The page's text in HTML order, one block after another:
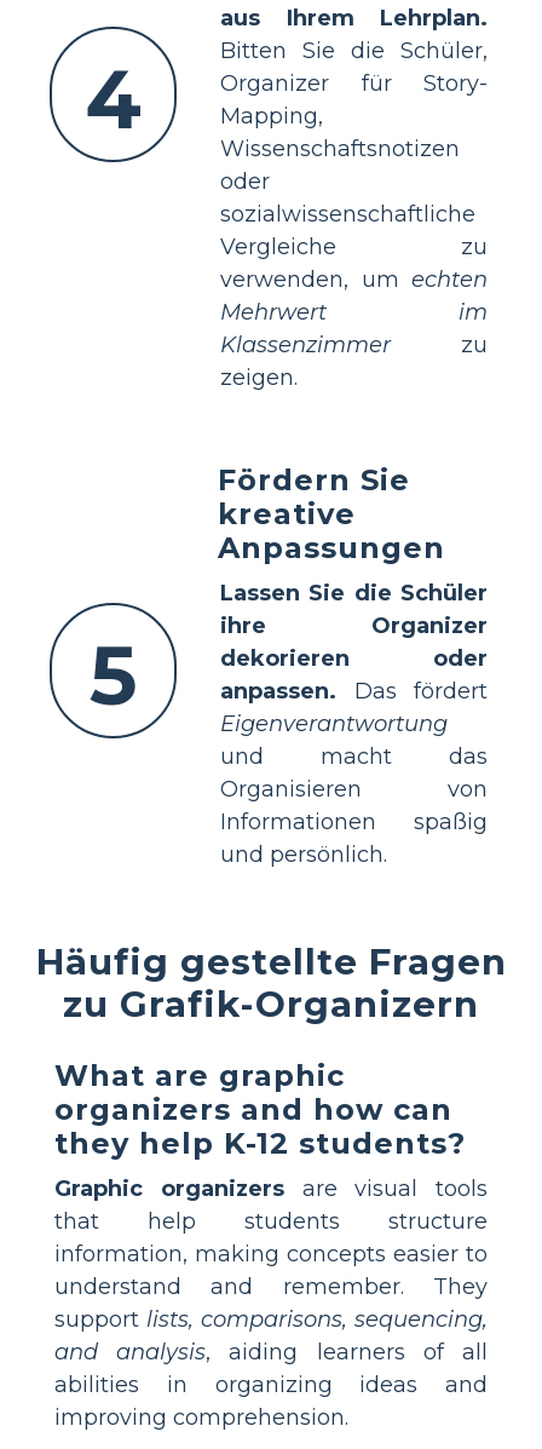
4
aus Ihrem Lehrplan.
Bitten Sie die Schüler,
Organizer für Story-
Mapping,
Wissenschaftsnotizen
oder
sozialwissenschaftliche
Vergleiche zu
verwenden, um echten
Mehrwert im
Klassenzimmerzu
zeigen.
5
Fördern Sie
kreative
Anpassungen
Lassen Sie die Schüler
ihre Organizer
dekorieren oder
anpassen. Das fördert
Eigenverantwortung
und macht das
Organisieren von
Informationen spaßig
und persönlich.
Häufig gestellte Fragen
zu Grafik-Organizern
What are graphic
organizers and how can
they help K-12 students?
Graphic organizersare visual tools
that help students structure
information, making concepts easier to
understand and remember. They
support lists, comparisons, sequencing,
and analysis, aiding learners of all
abilities in organizing ideas and
improving comprehension.